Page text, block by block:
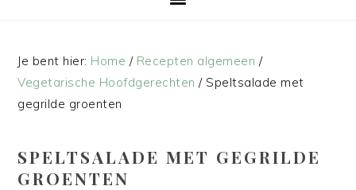
Je bent hier: Home / Recepten algemeen /
Vegetarische Hoofdgerechten /Speltsalade met
gegrilde groenten
SPELTSALADE MET GEGRILDE
GROENTEN